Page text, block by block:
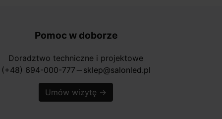
Pomoc w doborze
Doradztwo techniczne i projektowe
(+48) 694-000-777 horizontal_rule sklep@salonled.pl
Umów wizytę →